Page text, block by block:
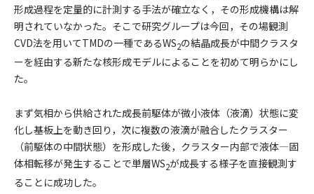
形成過程を定量的に計測する手法が確立なく，その形成機構は解
明されていなかった。そこで研究グループは今回，その場観測
CVD法を用いてTMDの一種であるWS2の結晶成長が中間クラスタ
ーを経由する新たな核形成モデルによることを初めて明らかにし
た。
まず気相から供給された成長前駆体が微小液体（液滴）状態に変
化し基板上を動き回り，次に複数の液滴が融合したクラスター
（前駆体の中間状態）を形成した後，クラスター内部で液体―固
体相転移が発生することで単層WS2が成長する様子を直接観測す
ることに成功した。